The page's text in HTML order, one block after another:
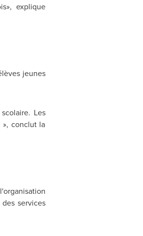
explique
jeunes
Les
conclut la
services